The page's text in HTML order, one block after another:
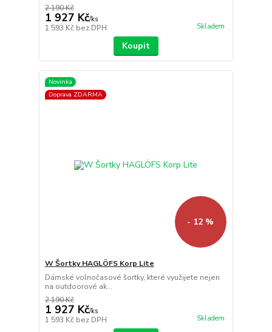
2 190 Kč
1 927 Kč/ks
1 593 Kč bez DPH Skladem
Koupit
Novinka
Doprava ZDARMA
- 12 %
W Šortky HAGLÖFS Korp Lite
Dámské volnočasové šortky, které využijete nejen
na outdoorové ak...
2 190 Kč
1 927 Kč/ks
1 593 Kč bez DPH Skladem